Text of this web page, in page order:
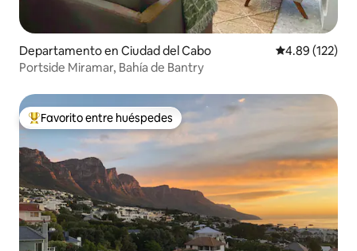
Departamento en Ciudad del Cabo Calificación
4.89 (122)
Portside Miramar, Bahía de Bantry
De los mejores en Favorito entre huéspedes
Favorito entre huéspedes